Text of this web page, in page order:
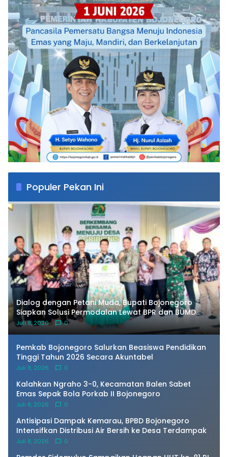
Populer Pekan Ini
Dialog dengan Petani Muda, Bupati Bojonegoro
Siapkan Solusi Permodalan Lewat BPR dan BUMD
Pangan
Juli 9, 2026 0
Pemkab Bojonegoro Salurkan Beasiswa Pendidikan
Tinggi Tahun 2026 Secara Akuntabel
Juli 9, 2026 0
Kalahkan Ngraho 3-0, Kecamatan Balen Sabet
Emas Sepak Bola Porkab II Bojonegoro
Juli 8, 2026 0
Antisipasi Dampak Kemarau, BPBD Bojonegoro
Intensifkan Distribusi Air Bersih ke Desa Terdampak
Juli 8, 2026 0